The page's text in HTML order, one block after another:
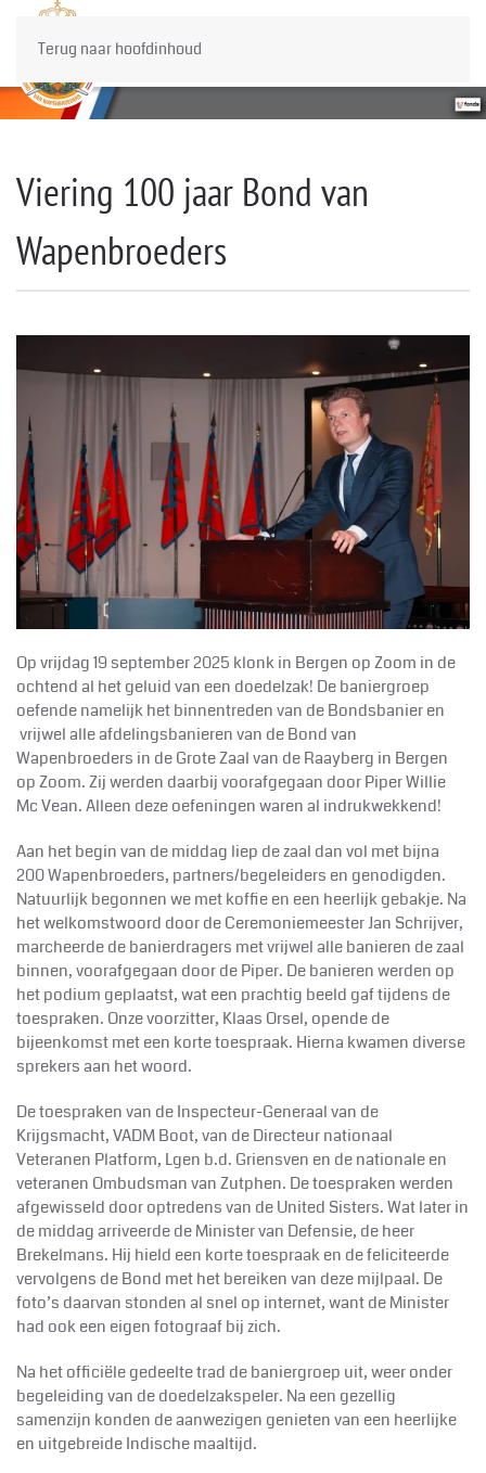
Terug naar hoofdinhoud
Viering 100 jaar Bond van
Wapenbroeders
Op vrijdag 19 september 2025 klonk in Bergen op Zoom in de
ochtend al het geluid van een doedelzak! De baniergroep
oefende namelijk het binnentreden van de Bondsbanier en
vrijwel alle afdelingsbanieren van de Bond van
Wapenbroeders in de Grote Zaal van de Raayberg in Bergen
op Zoom. Zij werden daarbij voorafgegaan door Piper Willie
Mc Vean. Alleen deze oefeningen waren al indrukwekkend!
Aan het begin van de middag liep de zaal dan vol met bijna
200 Wapenbroeders, partners/begeleiders en genodigden.
Natuurlijk begonnen we met koffie en een heerlijk gebakje. Na
het welkomstwoord door de Ceremoniemeester Jan Schrijver,
marcheerde de banierdragers met vrijwel alle banieren de zaal
binnen, voorafgegaan door de Piper. De banieren werden op
het podium geplaatst, wat een prachtig beeld gaf tijdens de
toespraken. Onze voorzitter, Klaas Orsel, opende de
bijeenkomst met een korte toespraak. Hierna kwamen diverse
sprekers aan het woord.
De toespraken van de Inspecteur-Generaal van de
Krijgsmacht, VADM Boot, van de Directeur nationaal
Veteranen Platform, Lgen b.d. Griensven en de nationale en
veteranen Ombudsman van Zutphen. De toespraken werden
afgewisseld door optredens van de United Sisters. Wat later in
de middag arriveerde de Minister van Defensie, de heer
Brekelmans. Hij hield een korte toespraak en de feliciteerde
vervolgens de Bond met het bereiken van deze mijlpaal. De
foto’s daarvan stonden al snel op internet, want de Minister
had ook een eigen fotograaf bij zich.
Na het officiële gedeelte trad de baniergroep uit, weer onder
begeleiding van de doedelzakspeler. Na een gezellig
samenzijn konden de aanwezigen genieten van een heerlijke
en uitgebreide Indische maaltijd.